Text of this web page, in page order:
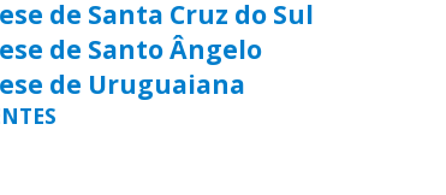
de Santa Cruz do Sul
de Santo Ângelo
de Uruguaiana